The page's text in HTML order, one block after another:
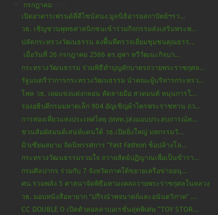
กรกฎาคม
เปิดอาคารเฟรนด์ลี่ดีไซน์สนง.มูลนิธิอารยสถาปัตย์ฯรว...
วธ. เชิญชวนพุทธศาสนิกชนเข้าร่วมกิจกรรมส่งเสริมพระพ...
ปลัดกระทรวงวัฒนธรรม ลงพื้นที่ตรวจเยี่ยมชุมชนคุณธรร...
เมื่อวันที่ 26 กรกฎาคม 2566 ดร.ยุพา ทวีวัฒนะกิจบว...
กระทรวงวัฒนธรรม ร่วมพิธีทำบุญตักบาตรถวายพระราชกุศล...
รัฐมนตรีว่าการกระทรวงวัฒนธรรม นำคณะผู้บริหารกระทรว...
โพล วธ. เผยแข่งแต่งกลอน คัดลายมือ สวดมนต์ หนุนการใ...
รองอธิบดีกรมมหาดเล็ก 904 อัญเชิญผ้าไตรพระราชทาน ถว...
การท่องเที่ยวแห่งประเทศไทย (ททท.)ส่งมอบประสบการณ์ท...
ชวนสัมผัสมนต์เสน่ห์แดนใต้ วธ.เปิดยิ่งใหญ่ มหกรรมวั...
มิวเซียมสยาม จัดนิทรรศการ “Fast Fashion ช็อปล้างโล...
กระทรวงวัฒนธรรมรวมใจ ถวายสัตย์ปฏิญาณเพื่อเป็นข้ารา...
กรมศิลปากร ร่วมกับ 7 จังหวัดภาคใต้ขยายเครือข่ายอนุ...
ศน.รวมพลัง 5 ศาสนาจัดพิธีมหามงคลถวายพระราชกุศลในหลวง
วธ. มอบหนังสือหายาก “ปกีรณำพจนาดถ์และอนันตวิภาค” ...
CC DOUBLE O เปิดตัวคอลลาบอเรชั่นสุดพิเศษ "TOY STOR...